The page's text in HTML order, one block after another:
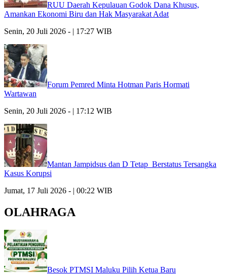
RUU Daerah Kepulauan Godok Dana Khusus,
Amankan Ekonomi Biru dan Hak Masyarakat Adat
Senin, 20 Juli 2026 - | 17:27 WIB
Forum Pemred Minta Hotman Paris Hormati
Wartawan
Senin, 20 Juli 2026 - | 17:12 WIB
Mantan Jampidsus dan D Tetap Berstatus Tersangka
Kasus Korupsi
Jumat, 17 Juli 2026 - | 00:22 WIB
OLAHRAGA
Besok PTMSI Maluku Pilih Ketua Baru